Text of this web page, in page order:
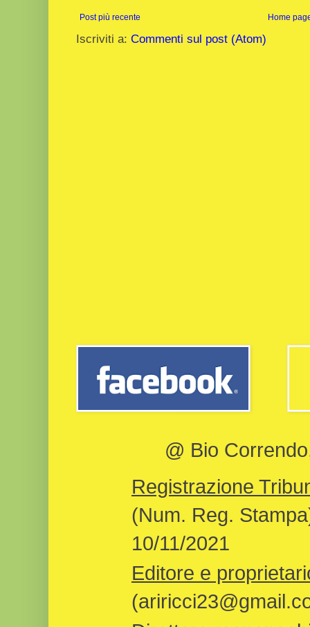
Post più recente Home
Iscriviti a: Commenti sul post (Atom)
@ Bio
Registrazione
(Num. Reg.
10/11/2021
Editore e